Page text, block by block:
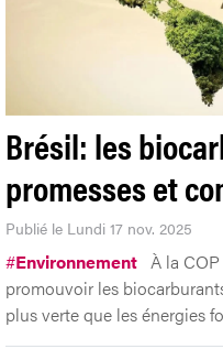
Brésil: les
promesses et
Publié le Lundi 17 nov. 2025
#Environnement À la
promouvoir les
plus verte que les énergies